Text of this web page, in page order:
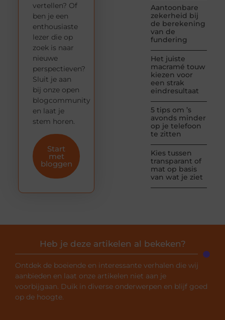
Aantoonbare
zekerheid bij
de berekening
van de
fundering
Het juiste
macramé touw
kiezen voor
een strak
eindresultaat
5 tips om ’s
avonds minder
op je telefoon
te zitten
Kies tussen
transparant of
mat op basis
van wat je ziet
vertellen? Of
ben je een
enthousiaste
lezer die op
zoek is naar
nieuwe
perspectieven?
Sluit je aan
bij onze open
blogcommunity
en laat je
stem horen.
Start
met
bloggen
Heb je deze artikelen al bekeken?
Ontdek de boeiende en interessante verhalen die wij
aanbieden en laat onze artikelen niet aan je
voorbijgaan. Duik in diverse onderwerpen en blijf goed
op de hoogte.